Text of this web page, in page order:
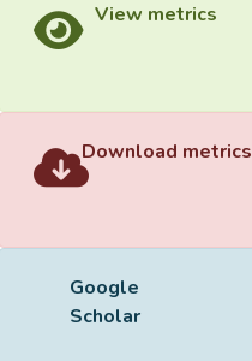
View metrics
Download metrics
Google
Scholar